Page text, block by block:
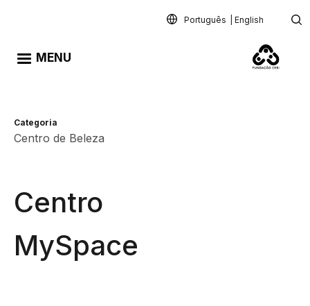
Português English
MENU
Categoria
Centro de Beleza
Centro
MySpace